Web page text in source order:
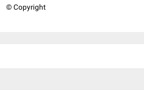
© Copyright